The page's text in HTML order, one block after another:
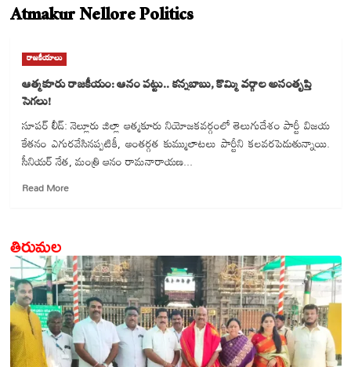
Atmakur Nellore Politics
రాజకీయాలు
ఆత్మకూరు రాజకీయం: ఆనం పట్టు.. కన్నబాబు, కొమ్మి వర్గాల అసంతృప్తి
సెగలు!
సూపర్ లీడ్: నెల్లూరు జిల్లా ఆత్మకూరు నియోజకవర్గంలో తెలుగుదేశం పార్టీ విజయ
కేతనం ఎగురవేసినప్పటికీ, అంతర్గత కుమ్ములాటలు పార్టీని కలవరపెడుతున్నాయి.
సీనియర్ నేత, మంత్రి ఆనం రామనారాయణ...
Read MoreRead
ఆనం
పట్టు..
కన్నబాబు,
కొమ్మి
వర్గాల
అసంతృప్తి
సెగలు!
తిరుమల